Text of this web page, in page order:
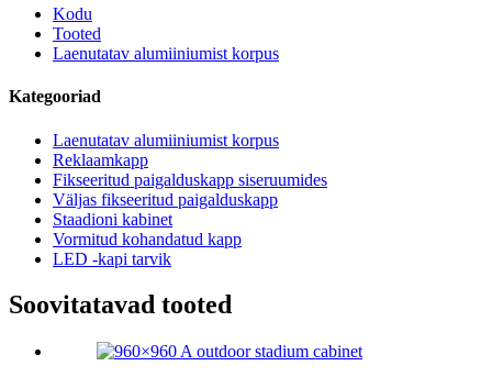
Kodu
Tooted
Laenutatav alumiiniumist korpus
Kategooriad
Laenutatav alumiiniumist korpus
Reklaamkapp
Fikseeritud paigalduskapp siseruumides
Väljas fikseeritud paigalduskapp
Staadioni kabinet
Vormitud kohandatud kapp
LED -kapi tarvik
Soovitatavad tooted